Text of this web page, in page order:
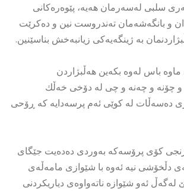
سلبی لەسەرمان هەیە، پێوەرەکانی
و بانگەشەمان تەندروست نین و دەکرێت
بە ژینگەیەکی زیانبەخش بناسێنین.
باس لەوە بکەین هەڵبژاردن
و چۆنە و چەنە و چی لە دۆخی خەڵك
دەسەڵات لە کوێی ئەم پرسەدایە کە ڕۆحی
کۆی پرۆسەکە بەوردی دەدەیت جێگای
دڵخۆشی نیە ئەوە با شێوازی مامەڵەی
ئەو شێوازە ناتەواوەی دیاریکردنی